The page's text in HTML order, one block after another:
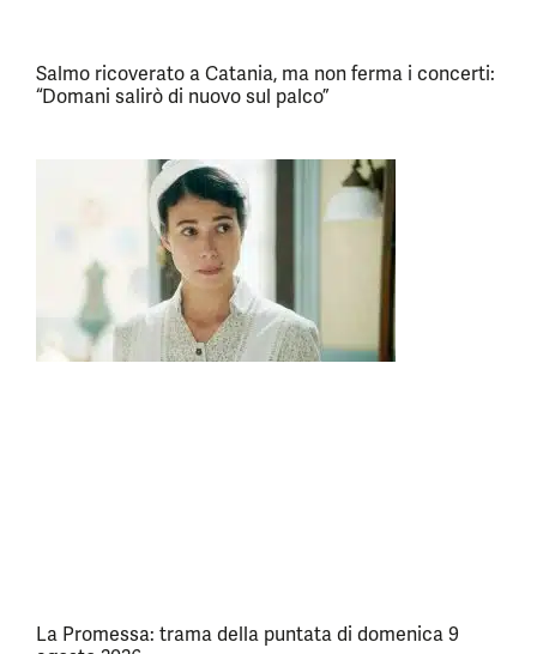
Salmo ricoverato a Catania, ma non ferma i concerti:
“Domani salirò di nuovo sul palco”
La Promessa: trama della puntata di domenica 9